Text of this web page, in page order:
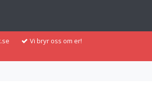
Vi bryr oss om er!